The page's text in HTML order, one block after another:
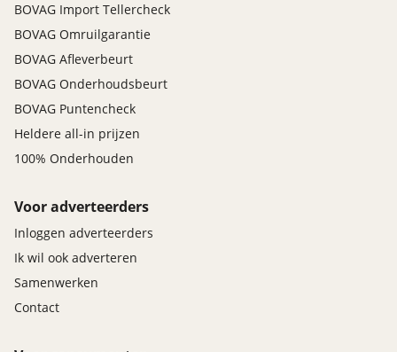
BOVAG Import Tellercheck
BOVAG Omruilgarantie
BOVAG Afleverbeurt
BOVAG Onderhoudsbeurt
BOVAG Puntencheck
Heldere all-in prijzen
100% Onderhouden
Voor adverteerders
Inloggen adverteerders
Ik wil ook adverteren
Samenwerken
Contact